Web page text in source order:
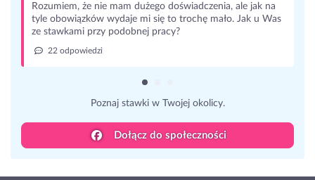
Rozumiem, że nie mam dużego doświadczenia, ale jak na
tyle obowiązków wydaje mi się to trochę mało. Jak u Was
ze stawkami przy podobnej pracy?
22 odpowiedzi
Poznaj stawki w Twojej okolicy.
Dołącz do społeczności